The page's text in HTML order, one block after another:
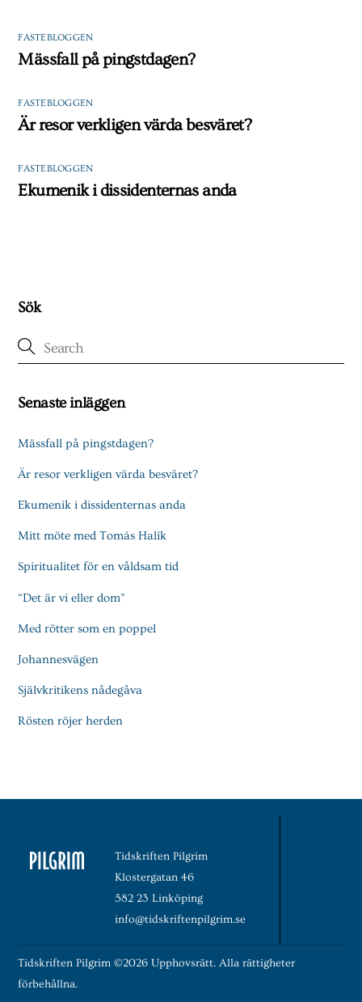
FASTEBLOGGEN
Mässfall på pingstdagen?
FASTEBLOGGEN
Är resor verkligen värda besväret?
FASTEBLOGGEN
Ekumenik i dissidenternas anda
Sök
Senaste inläggen
Mässfall på pingstdagen?
Är resor verkligen värda besväret?
Ekumenik i dissidenternas anda
Mitt möte med Tomás Halík
Spiritualitet för en våldsam tid
“Det är vi eller dom”
Med rötter som en poppel
Johannesvägen
Självkritikens nådegåva
Rösten röjer herden
Tidskriften Pilgrim
Klostergatan 46
582 23 Linköping
info@tidskriftenpilgrim.se
Tidskriften Pilgrim ©2026 Upphovsrätt. Alla rättigheter
förbehållna.